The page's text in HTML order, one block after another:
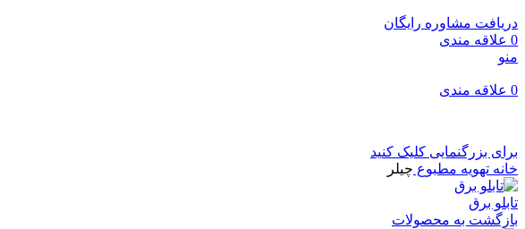
دریافت مشاوره رایگان
0 علاقه مندی
منو
0 علاقه مندی
برای بزرگنمایی کلیک کنید
خانه تهویه مطبوع چیلر
تابلو برق
بازگشت به محصولات